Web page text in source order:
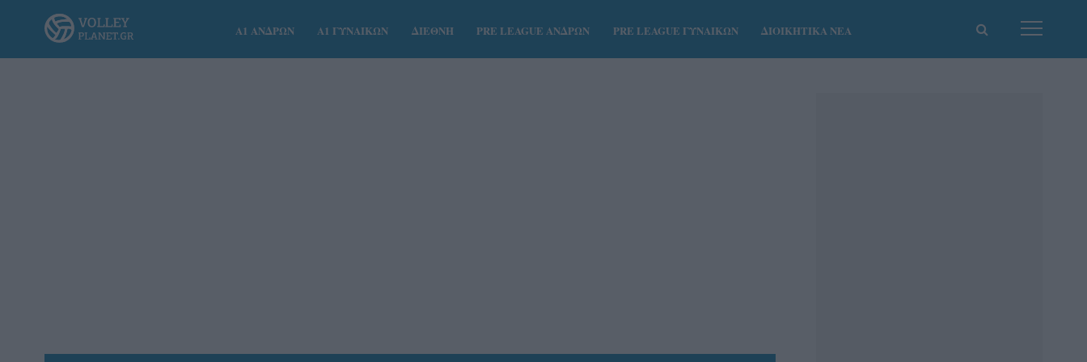
Α1 ΑΝΔΡΩΝ Α1 ΓΥΝΑΙΚΩΝ ΔΙΕΘΝΗ PRE LEAGUE ΑΝΔΡΩΝ PRE LEAGUE ΓΥΝΑΙΚΩΝ ΔΙΟΙΚΗΤΙΚΑ ΝΕΑ